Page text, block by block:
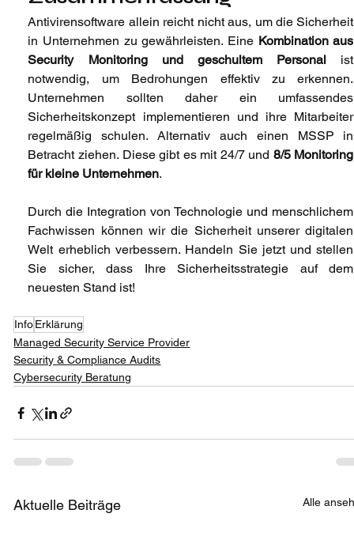
Antivirensoftware allein reicht nicht aus, um die Sicherheit
in Unternehmen zu gewährleisten. Eine Kombination aus
Security Monitoring und geschultem Personal ist
notwendig, um Bedrohungen effektiv zu erkennen.
Unternehmen sollten daher ein umfassendes
Sicherheitskonzept implementieren und ihre Mitarbeiter
regelmäßig schulen. Alternativ auch einen MSSP in
Betracht ziehen. Diese gibt es mit 24/7 und 8/5 Monitoring
für kleine Unternehmen.
Durch die Integration von Technologie und menschlichem
Fachwissen können wir die Sicherheit unserer digitalen
Welt erheblich verbessern. Handeln Sie jetzt und stellen
Sie sicher, dass Ihre Sicherheitsstrategie auf dem
neuesten Stand ist!
InfoErklärung
Managed Security Service Provider
Security & Compliance Audits
Cybersecurity Beratung
Aktuelle Beiträge Alle